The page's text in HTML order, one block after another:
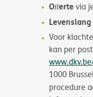
Oﬀertevia
Voor
kan per
1000
procedure